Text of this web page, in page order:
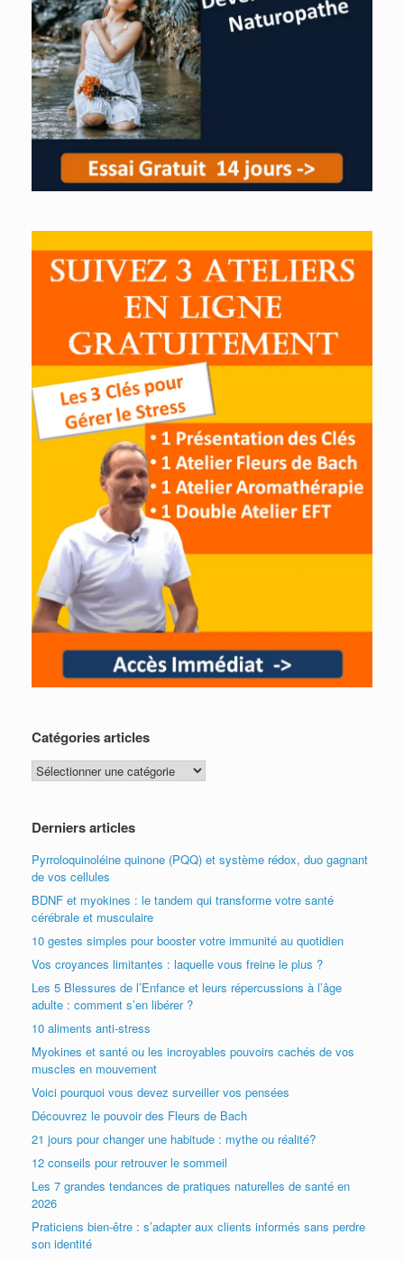
Catégories articles
Catégories
articles
Derniers articles
Pyrroloquinoléine quinone (PQQ) et système rédox, duo gagnant
de vos cellules
BDNF et myokines : le tandem qui transforme votre santé
cérébrale et musculaire
10 gestes simples pour booster votre immunité au quotidien
Vos croyances limitantes : laquelle vous freine le plus ?
Les 5 Blessures de l’Enfance et leurs répercussions à l’âge
adulte : comment s’en libérer ?
10 aliments anti-stress
Myokines et santé ou les incroyables pouvoirs cachés de vos
muscles en mouvement
Voici pourquoi vous devez surveiller vos pensées
Découvrez le pouvoir des Fleurs de Bach
21 jours pour changer une habitude : mythe ou réalité?
12 conseils pour retrouver le sommeil
Les 7 grandes tendances de pratiques naturelles de santé en
2026
Praticiens bien-être : s’adapter aux clients informés sans perdre
son identité